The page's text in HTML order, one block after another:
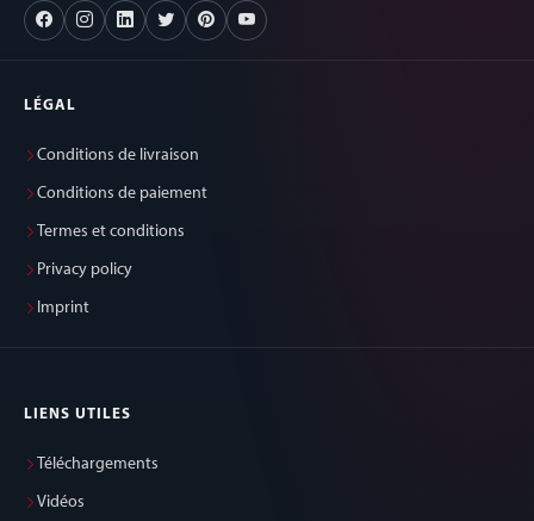
LÉGAL
Conditions de livraison
Conditions de paiement
Termes et conditions
Privacy policy
Imprint
LIENS UTILES
Téléchargements
Vidéos